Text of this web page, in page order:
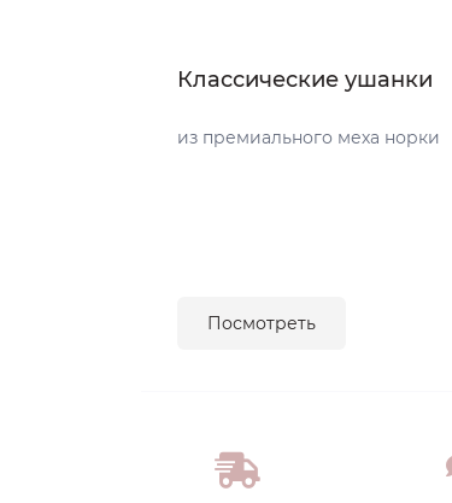
Классические ушанки
из премиального меха норки
Посмотреть